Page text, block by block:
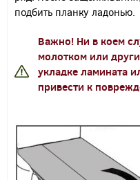
подбить планку ладонью.
Важно! Ни в коем
молотком или
укладке ламината
привести к